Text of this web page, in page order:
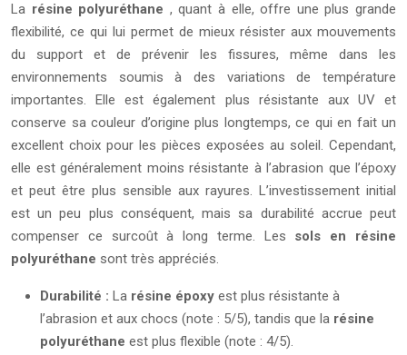
La résine polyuréthane , quant à elle, offre une plus grande
flexibilité, ce qui lui permet de mieux résister aux mouvements
du support et de prévenir les fissures, même dans les
environnements soumis à des variations de température
importantes. Elle est également plus résistante aux UV et
conserve sa couleur d’origine plus longtemps, ce qui en fait un
excellent choix pour les pièces exposées au soleil. Cependant,
elle est généralement moins résistante à l’abrasion que l’époxy
et peut être plus sensible aux rayures. L’investissement initial
est un peu plus conséquent, mais sa durabilité accrue peut
compenser ce surcoût à long terme. Les sols en résine
polyuréthane sont très appréciés.
Durabilité : La résine époxy est plus résistante à
l’abrasion et aux chocs (note : 5/5), tandis que la résine
polyuréthane est plus flexible (note : 4/5).